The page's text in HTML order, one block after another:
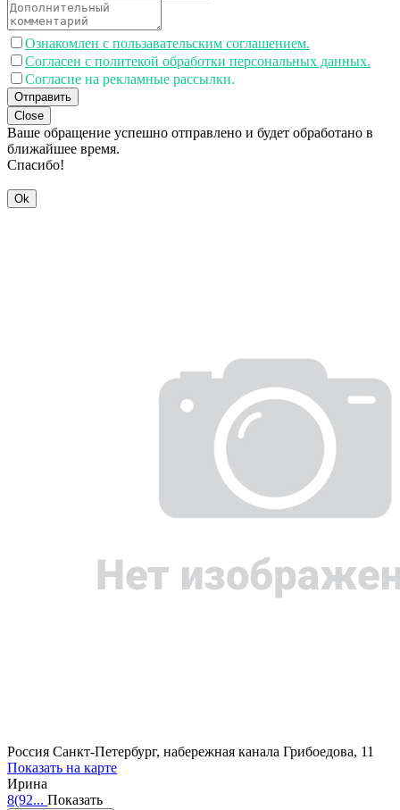
Ознакомлен с пользавательским соглашением.
Согласен с политекой обработки персональных данных.
Согласие на рекламные рассылки.
Отправить
Close
Ваше обращение успешно отправлено и будет обработано в
ближайшее время.
Спасибо!
Ok
Россия Санкт-Петербург, набережная канала Грибоедова, 11
Показать на карте
Ирина
8(92... Показать